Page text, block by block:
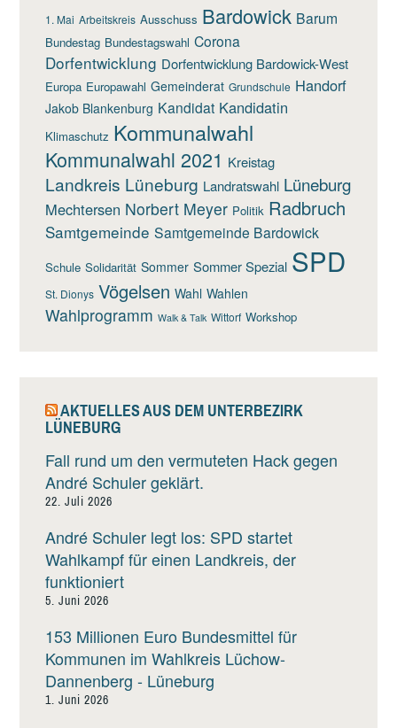
1. Mai Arbeitskreis Ausschuss Bardowick Barum
Bundestag Bundestagswahl Corona
Dorfentwicklung Dorfentwicklung Bardowick-West
Europa Europawahl Gemeinderat Grundschule Handorf
Jakob Blankenburg Kandidat Kandidatin
Klimaschutz Kommunalwahl
Kommunalwahl 2021 Kreistag
Landkreis Lüneburg Landratswahl Lüneburg
Mechtersen Norbert Meyer Politik Radbruch
Samtgemeinde Samtgemeinde Bardowick
Schule Solidarität Sommer Sommer Spezial SPD
St. Dionys Vögelsen Wahl Wahlen
Wahlprogramm Walk & Talk Wittorf Workshop
AKTUELLES AUS DEM UNTERBEZIRK
LÜNEBURG
Fall rund um den vermuteten Hack gegen
André Schuler geklärt.
22. Juli 2026
André Schuler legt los: SPD startet
Wahlkampf für einen Landkreis, der
funktioniert
5. Juni 2026
153 Millionen Euro Bundesmittel für
Kommunen im Wahlkreis Lüchow-
Dannenberg - Lüneburg
1. Juni 2026